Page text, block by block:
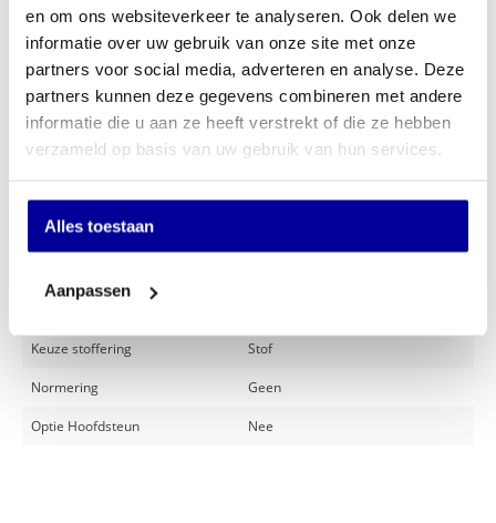
en om ons websiteverkeer te analyseren. Ook delen we
informatie over uw gebruik van onze site met onze
partners voor social media, adverteren en analyse. Deze
partners kunnen deze gegevens combineren met andere
informatie die u aan ze heeft verstrekt of die ze hebben
verzameld op basis van uw gebruik van hun services.
Alles toestaan
Aanpassen
Offerte aanvragen
Op verlanglijstje
Specificaties
Keuze stoffering Stof
Normering Geen
Optie Hoofdsteun Nee